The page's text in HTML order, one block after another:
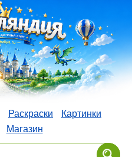
Раскраски
Картинки
Магазин